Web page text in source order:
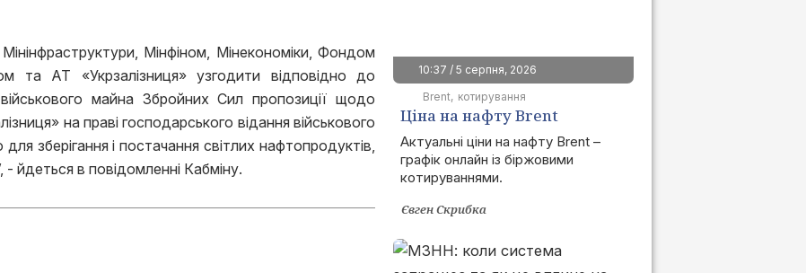
Мінфіном, Мінекономіки, Фондом
та АТ «Укрзалізниця» узгодити відповідно до
майна Збройних Сил пропозиції щодо
на праві господарського відання військового
зберігання і постачання світлих нафтопродуктів,
- йдеться в повідомленні Кабміну.
10:37 / 5 серпня, 2026
Brent котирування
Ціна на нафту Brent
сьогодні | графік онлайн
Актуальні ціни на нафту Brent –
графік онлайн із біржовими
котируваннями.
Євген Скрибка